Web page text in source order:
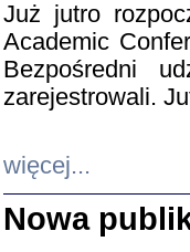
Już jutro
Academic
Bezpośredni
zarejestrowali.
więcej...
Nowa